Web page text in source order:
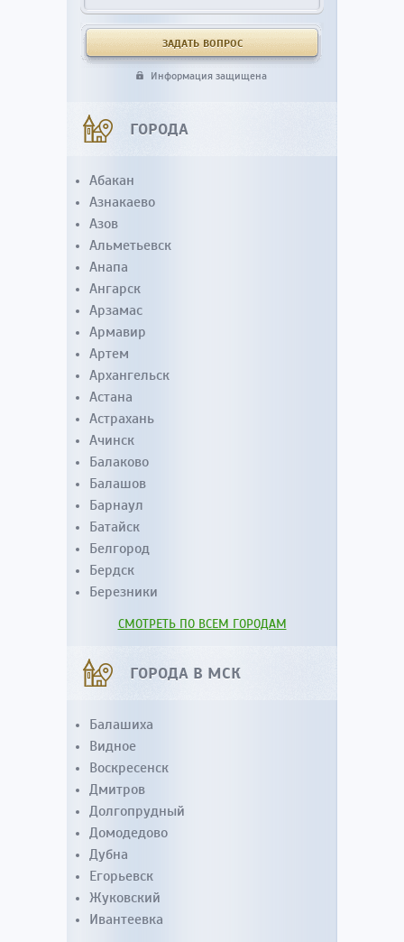
Информация защищена
ГОРОДА
Абакан
Азнакаево
Азов
Альметьевск
Анапа
Ангарск
Арзамас
Армавир
Артем
Архангельск
Астана
Астрахань
Ачинск
Балаково
Балашов
Барнаул
Батайск
Белгород
Бердск
Березники
СМОТРЕТЬ ПО ВСЕМ ГОРОДАМ
ГОРОДА В МСК
Балашиха
Видное
Воскресенск
Дмитров
Долгопрудный
Домодедово
Дубна
Егорьевск
Жуковский
Ивантеевка